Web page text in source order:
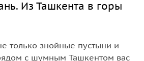
Из Ташкента в горы
только знойные пустыни и
с шумным Ташкентом вас